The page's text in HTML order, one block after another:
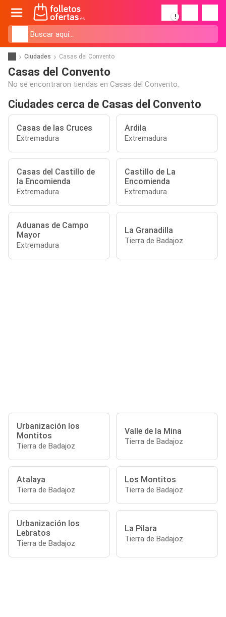
!
Ciudades Casas del Convento
Casas del Convento
No se encontraron tiendas en Casas del Convento.
Ciudades cerca de Casas del Convento
Casas de las Cruces
Extremadura
Ardila
Extremadura
Casas del Castillo de
la Encomienda
Extremadura
Castillo de La
Encomienda
Extremadura
Aduanas de Campo
Mayor
Extremadura
La Granadilla
Tierra de Badajoz
Urbanización los
Montitos
Tierra de Badajoz
Valle de la Mina
Tierra de Badajoz
Atalaya
Tierra de Badajoz
Los Montitos
Tierra de Badajoz
Urbanización los
Lebratos
Tierra de Badajoz
La Pilara
Tierra de Badajoz